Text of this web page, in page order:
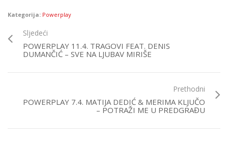
Kategorija: Powerplay
Sljedeći
POWERPLAY 11.4. TRAGOVI FEAT. DENIS
DUMANČIĆ – SVE NA LJUBAV MIRIŠE
Prethodni
POWERPLAY 7.4. MATIJA DEDIĆ & MERIMA KLJUČO
– POTRAŽI ME U PREDGRAĐU